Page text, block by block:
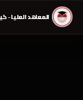
المعاهد العليا -